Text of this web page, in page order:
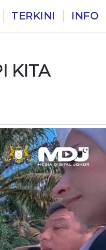
TERKINI INFO
KITA